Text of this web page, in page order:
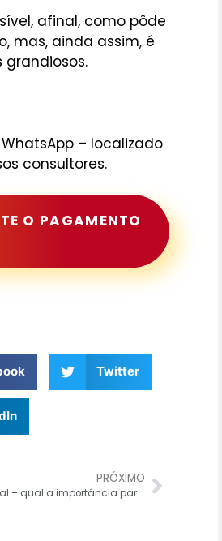
afinal, como pôde
mas, ainda assim, é
– localizado
consultores.
O PAGAMENTO
Twitter
PRÓXIMO
Planejamento fiscal – qual a importância para o Lucro Real?